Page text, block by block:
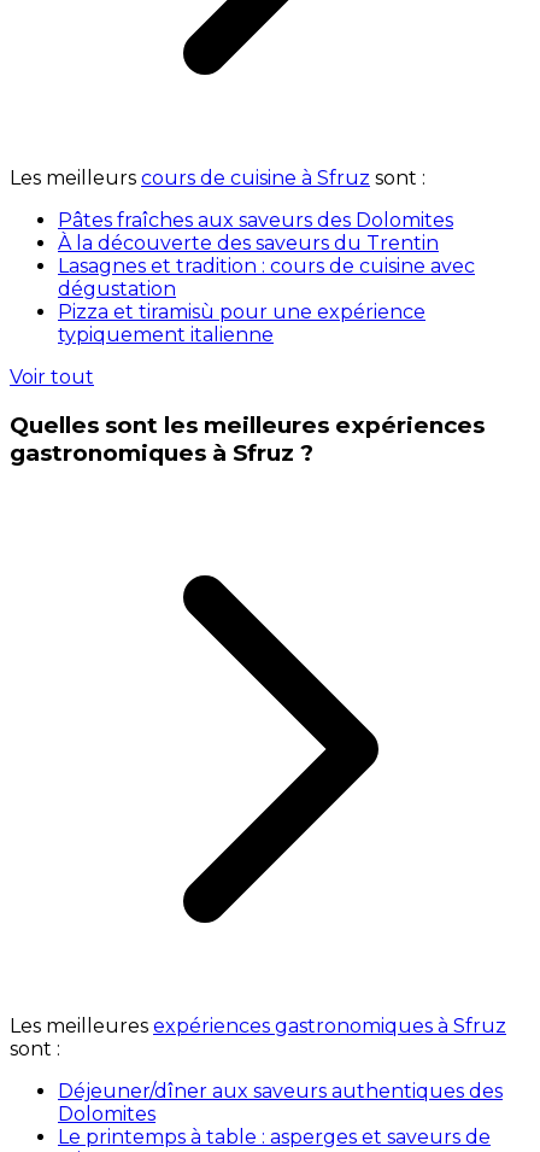
Les meilleurs cours de cuisine à Sfruz sont :
Pâtes fraîches aux saveurs des Dolomites
À la découverte des saveurs du Trentin
Lasagnes et tradition : cours de cuisine avec
dégustation
Pizza et tiramisù pour une expérience
typiquement italienne
Voir tout
Quelles sont les meilleures expériences
gastronomiques à Sfruz ?
Les meilleures expériences gastronomiques à Sfruz
sont :
Déjeuner/dîner aux saveurs authentiques des
Dolomites
Le printemps à table : asperges et saveurs de